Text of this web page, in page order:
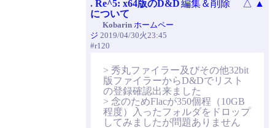
. Re^5: x64版のD&D
について
Kobarin ホームペー
ジ 2019/04/30火23:45
#r120
編集＆削除 △ ▲
> 秀丸ファイラー及びその他32bit
版ファイラーからD&Dでリスト
の登録確認出来ました
> 念のためFlacが350個程（10GB
程度）入ったフォルダをドロップ
してみましたが問題ありません